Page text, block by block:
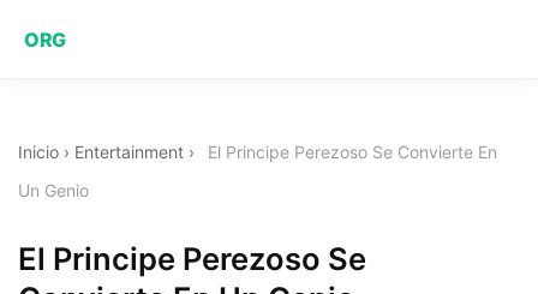
ORG
Inicio › Entertainment ›
El Principe Perezoso Se Convierte En
Un Genio
El Principe Perezoso Se